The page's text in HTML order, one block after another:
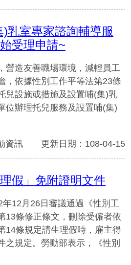
乳室專家諮詢輔導服
受理申請~
營造友善職場環境，減輕員工
，依據性別工作平等法第23條
兒設施或措施及設置哺(集)乳
位辦理托兒服務及設置哺(集)
資訊 更新日期：108-04-15
假」免附證明文件
12月26日審議通過《性別工
13條修正條文，刪除受僱者依
14條規定請生理假時，雇主得
之規定。勞動部表示，《性別